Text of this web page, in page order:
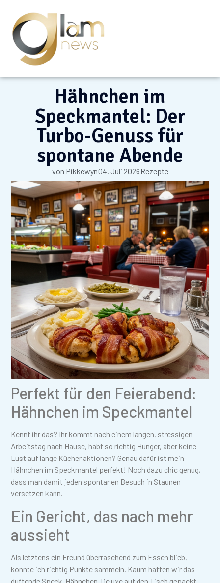
Hähnchen im
Speckmantel: Der
Turbo-Genuss für
spontane Abende
von Pikkewyn04. Juli 2026Rezepte
Perfekt für den Feierabend:
Hähnchen im Speckmantel
Kennt ihr das? Ihr kommt nach einem langen, stressigen
Arbeitstag nach Hause, habt so richtig Hunger, aber keine
Lust auf lange Küchenaktionen? Genau dafür ist mein
Hähnchen im Speckmantel perfekt! Noch dazu chic genug,
dass man damit jeden spontanen Besuch in Staunen
versetzen kann.
Ein Gericht, das nach mehr
aussieht
Als letztens ein Freund überraschend zum Essen blieb,
konnte ich richtig Punkte sammeln. Kaum hatten wir das
duftende Speck-Hähnchen-Deluxe auf den Tisch gepackt,